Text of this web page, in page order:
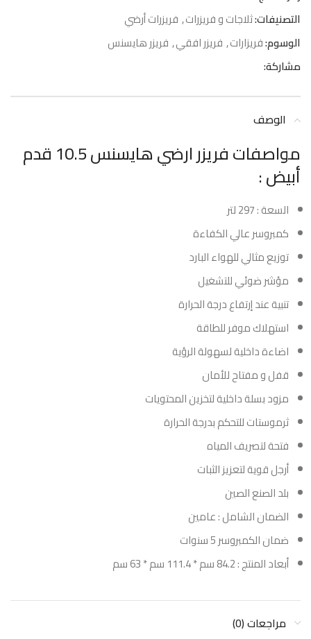
التصنيفات:ثلاجات و فريزرات, فريزرات أرضي
الوسوم:فريزارات, فريزر افقي, فريزر هايسنس
مشاركة:
الوصف
مواصفات فريزر ارضي هايسنس 10.5 قدم
أبيض :
السعة : 297 لتر
كمبروسر عالي الكفاءة
توزيع مثالي للهواء البارد
مؤشر ضوئي للتشغيل
تنبية عند إرتفاع درجة الحرارة
استهلاك موفر للطاقة
اضاءة داخلية لسهولة الرؤية
قفل و مفتاح للأمان
مزود بسلة داخلية لتخزين المحتويات
ثرموستات للتحكم بدرجة الحرارة
فتحة لتصريف المياه
أرجل قوية لتعزيز الثبات
بلد الصنع الصين
الضمان الشامل : عامين
ضمان الكمبروسر 5 سنوات
أبعاد المنتج : 84.2 سم * 111.4 سم * 63 سم
مراجعات (0)